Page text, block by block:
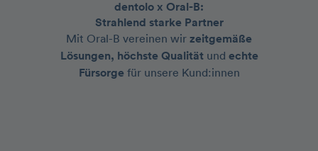
dentolo x Oral-B:
Strahlend starke Partner
Mit Oral-B vereinen wir zeitgemäße
Lösungen, höchste Qualitätund echte
Fürsorge für unsere Kund:innen